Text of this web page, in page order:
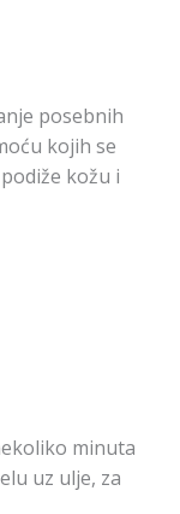
posebnih
kojih se
kožu i
minuta
uz ulje, za